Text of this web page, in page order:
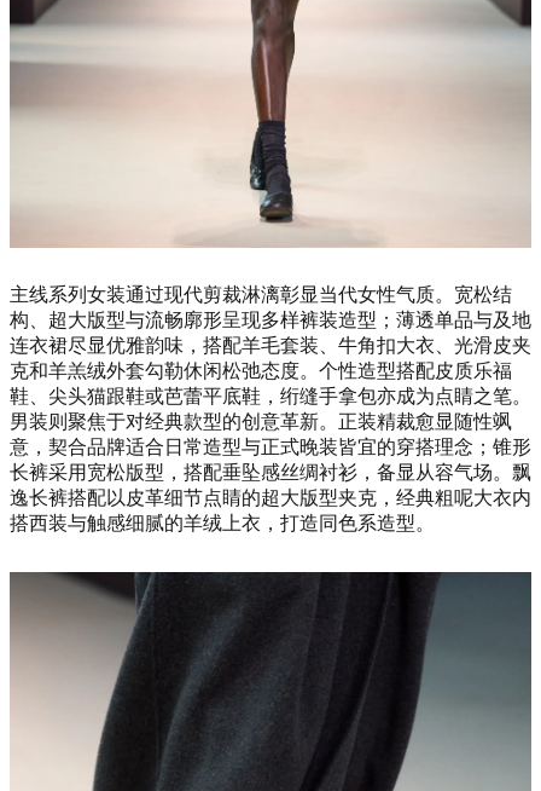
主线系列女装通过现代剪裁淋漓彰显当代女性气质。宽松结
构、超大版型与流畅廓形呈现多样裤装造型；薄透单品与及地
连衣裙尽显优雅韵味，搭配羊毛套装、牛角扣大衣、光滑皮夹
克和羊羔绒外套勾勒休闲松弛态度。个性造型搭配皮质乐福
鞋、尖头猫跟鞋或芭蕾平底鞋，绗缝手拿包亦成为点睛之笔。
男装则聚焦于对经典款型的创意革新。正装精裁愈显随性飒
意，契合品牌适合日常造型与正式晚装皆宜的穿搭理念；锥形
长裤采用宽松版型，搭配垂坠感丝绸衬衫，备显从容气场。飘
逸长裤搭配以皮革细节点睛的超大版型夹克，经典粗呢大衣内
搭西装与触感细腻的羊绒上衣，打造同色系造型。